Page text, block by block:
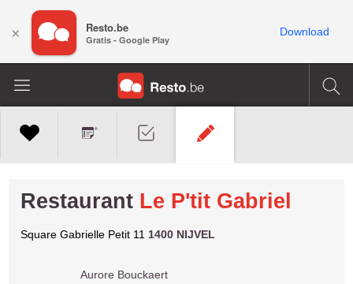
Restaurant Le P'tit Gabriel
Square Gabrielle Petit 11 1400 NIJVEL
Aurore Bouckaert
× Resto.be
Gratis - Google Play
Download